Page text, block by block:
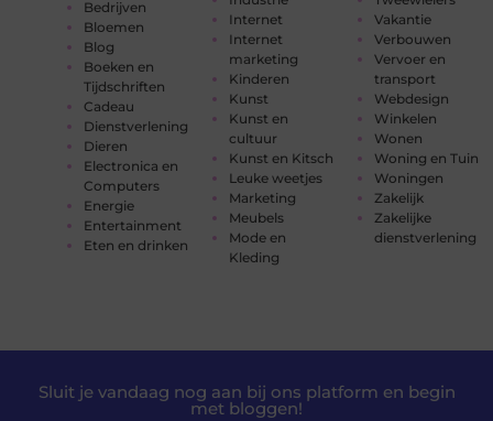
Bedrijven
Bloemen
Blog
Boeken en
Tijdschriften
Cadeau
Dienstverlening
Dieren
Electronica en
Computers
Energie
Entertainment
Eten en drinken
Internet
Internet
marketing
Kinderen
Kunst
Kunst en
cultuur
Kunst en Kitsch
Leuke weetjes
Marketing
Meubels
Mode en
Kleding
Vakantie
Verbouwen
Vervoer en
transport
Webdesign
Winkelen
Wonen
Woning en Tuin
Woningen
Zakelijk
Zakelijke
dienstverlening
Sluit je vandaag nog aan bij ons platform en begin
met bloggen!